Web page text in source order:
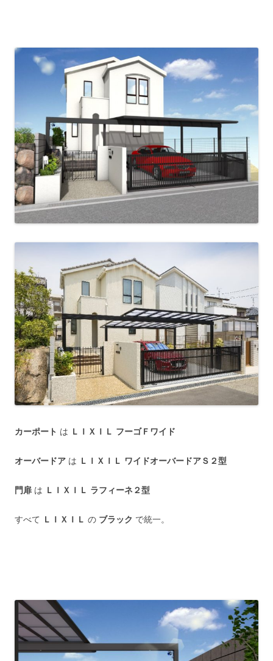
カーポート は ＬＩＸＩＬ フーゴＦワイド
オーバードア は ＬＩＸＩＬ ワイドオーバードアＳ２型
門扉 は ＬＩＸＩＬ ラフィーネ２型
すべて ＬＩＸＩＬ の ブラック で統一。